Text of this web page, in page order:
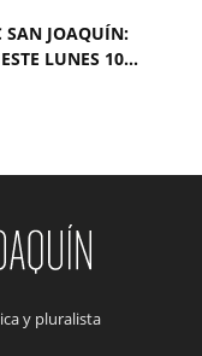
SAN JOAQUÍN:
LUNES 10...
y pluralista